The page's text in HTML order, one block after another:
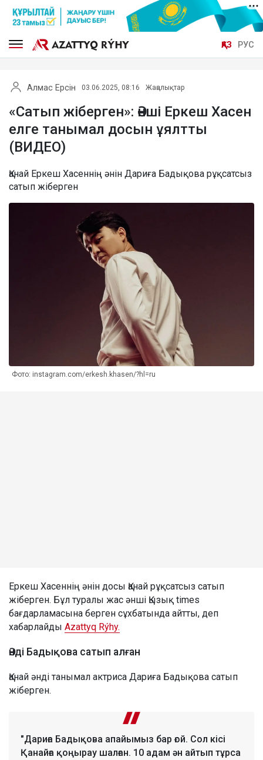
ҚАЗ РУС
Алмас Ерсін 03.06.2025, 08:16 Жаңалықтар
«Сатып жіберген»: Әнші Еркеш Хасен
елге танымал досын ұялтты
(ВИДЕО)
Қанай Еркеш Хасеннің әнін Дариға Бадықова рұқсатсыз
сатып жіберген
Фото: instagram.com/erkesh.khasen/?hl=ru
Еркеш Хасеннің әнін досы Қанай рұқсатсыз сатып
жіберген. Бұл туралы жас әнші Қызық times
бағдарламасына берген сұхбатында айтты, деп
хабарлайды Azattyq Rýhy.
Әнді Бадықова сатып алған
Қанай әнді танымал актриса Дариға Бадықова сатып
жіберген.
"Дариға Бадықова апайымыз бар ғой. Сол кісі
Қанайға қоңырау шалған. 10 адам ән айтып тұрса